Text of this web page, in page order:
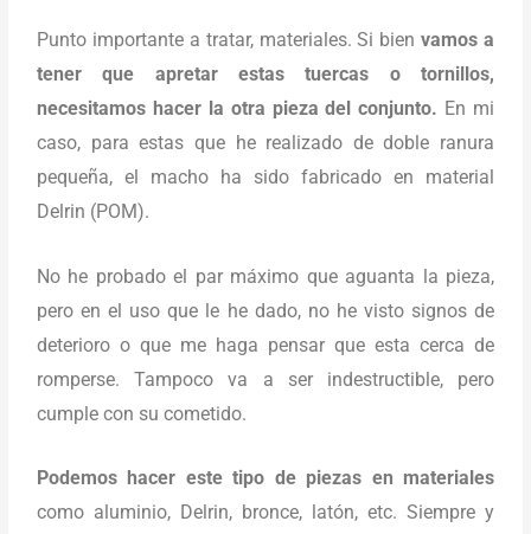
Punto importante a tratar, materiales. Si bienvamos a
tener que apretar estas tuercas o tornillos,
necesitamos hacer la otra pieza del conjunto. En mi
caso, para estas que he realizado de doble ranura
pequeña, el macho ha sido fabricado en material
Delrin (POM).
No he probado el par máximo que aguanta la pieza,
pero en el uso que le he dado, no he visto signos de
deterioro o que me haga pensar que esta cerca de
romperse. Tampoco va a ser indestructible, pero
cumple con su cometido.
Podemos hacer este tipo de piezas en materiales
como aluminio, Delrin, bronce, latón, etc. Siempre y